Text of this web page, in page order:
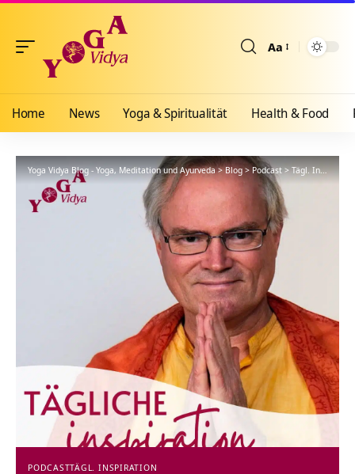
Aa
Home News Yoga & Spiritualität Health & Food
Yoga Vidya Blog - Yoga, Meditation und Ayurveda>Blog>Podcast>Tägl. Inspiration
PODCASTTÄGL. INSPIRATION